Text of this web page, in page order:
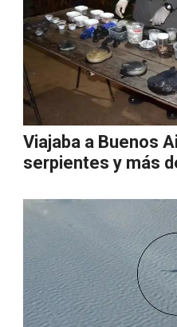
Viajaba a Buenos
serpientes y más